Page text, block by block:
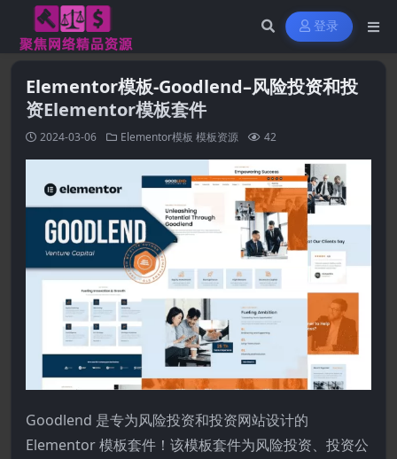
登录
Elementor模板-Goodlend–风险投资和投
资Elementor模板套件
2024-03-06 Elementor模板 模板资源 42
Goodlend 是专为风险投资和投资网站设计的
Elementor 模板套件！该模板套件为风险投资、投资公